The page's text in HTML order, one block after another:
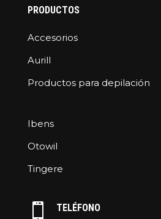
PRODUCTOS
Accesorios
Aurill
Productos para depilación
Ibens
Otowil
Tingere
 TELÉFONO